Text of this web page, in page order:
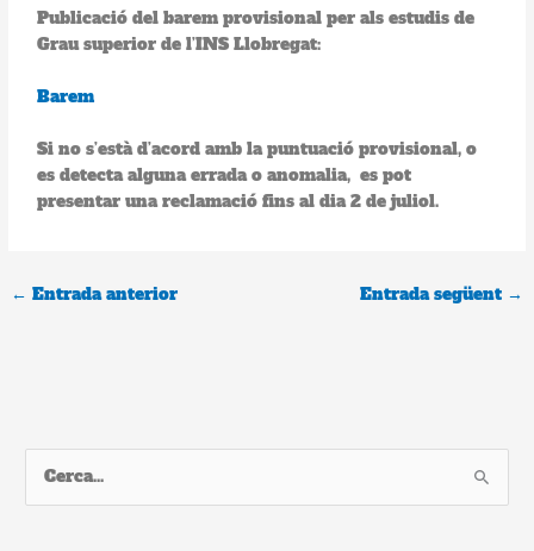
Publicació del barem provisional per als estudis de
Grau superior de l’INS Llobregat:
Barem
Si no s’està d’acord amb la puntuació provisional, o
es detecta alguna errada o anomalia, es pot
presentar una reclamació fins al dia 2 de juliol.
← Entrada anterior Entrada següent →
e